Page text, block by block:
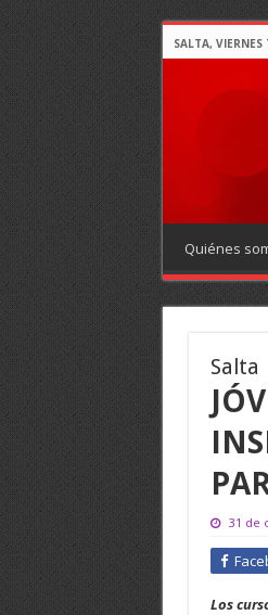
SALTA,
Quiénes
Salta
31 de
Los